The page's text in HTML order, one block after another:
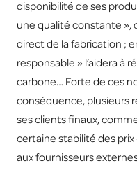
disponibilité de ses
une qualité constante »,
direct de la fabrication ;
responsable » l’aidera à
carbone… Forte de ces
conséquence, plusieurs
ses clients finaux,
certaine stabilité des
aux fournisseurs